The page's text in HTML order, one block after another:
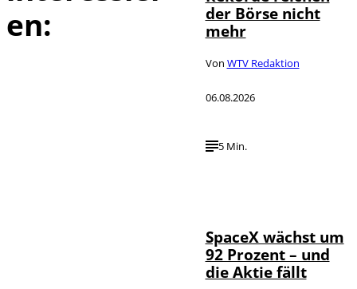
en:
der Börse nicht
mehr
Von WTV Redaktion
06.08.2026
5 Min.
SpaceX wächst um
92 Prozent – und
die Aktie fällt